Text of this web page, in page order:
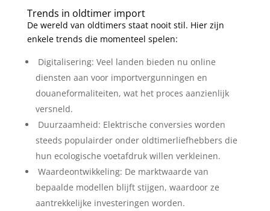
Trends in oldtimer import
De wereld van oldtimers staat nooit stil. Hier zijn
enkele trends die momenteel spelen:
Digitalisering: Veel landen bieden nu online
diensten aan voor importvergunningen en
douaneformaliteiten, wat het proces aanzienlijk
versneld.
Duurzaamheid: Elektrische conversies worden
steeds populairder onder oldtimerliefhebbers die
hun ecologische voetafdruk willen verkleinen.
Waardeontwikkeling: De marktwaarde van
bepaalde modellen blijft stijgen, waardoor ze
aantrekkelijke investeringen worden.